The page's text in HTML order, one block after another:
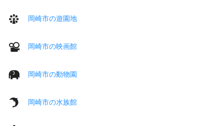
岡崎市の遊園地
岡崎市の映画館
岡崎市の動物園
岡崎市の水族館